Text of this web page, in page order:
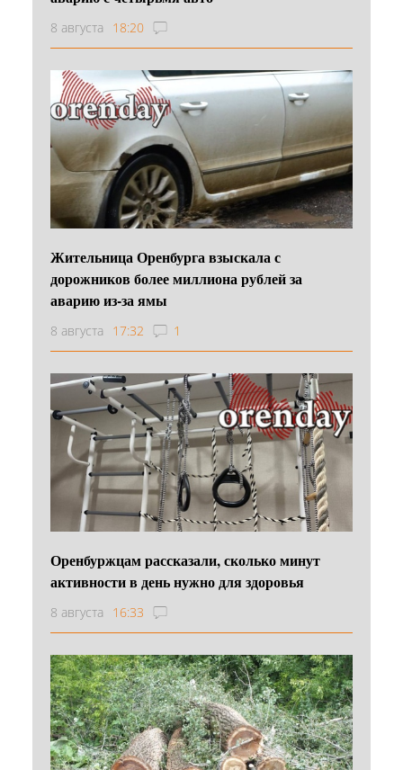
8 августа 18:20
Жительница Оренбурга взыскала с
дорожников более миллиона рублей за
аварию из-за ямы
8 августа 17:32 1
Оренбуржцам рассказали, сколько минут
активности в день нужно для здоровья
8 августа 16:33